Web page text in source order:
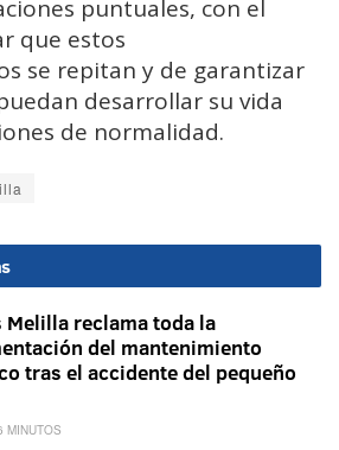
puntuales, con el
que estos
se repitan y de garantizar
desarrollar su vida
de normalidad.
Melilla reclama toda la
del mantenimiento
tras el accidente del pequeño
MINUTOS